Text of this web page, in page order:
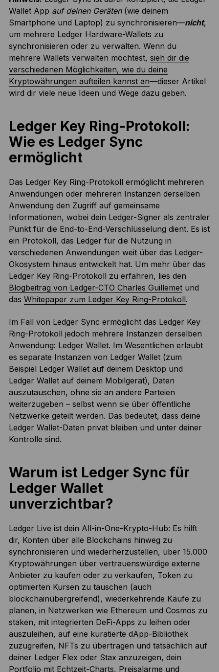
Wallet App auf deinen Geräten(wie deinem
Smartphone und Laptop) zu synchronisieren—nicht,
um mehrere Ledger Hardware-Wallets zu
synchronisieren oder zu verwalten. Wenn du
mehrere Wallets verwalten möchtest, sieh dir die
verschiedenen Möglichkeiten, wie du deine
Kryptowährungen aufteilen kannst an—dieser Artikel
wird dir viele neue Ideen und Wege dazu geben.
Ledger Key Ring-Protokoll:
Wie es Ledger Sync
ermöglicht
Das Ledger Key Ring-Protokoll ermöglicht mehreren
Anwendungen oder mehreren Instanzen derselben
Anwendung den Zugriff auf gemeinsame
Informationen, wobei dein Ledger-Signer als zentraler
Punkt für die End-to-End-Verschlüsselung dient. Es ist
ein Protokoll, das Ledger für die Nutzung in
verschiedenen Anwendungen weit über das Ledger-
Ökosystem hinaus entwickelt hat. Um mehr über das
Ledger Key Ring-Protokoll zu erfahren, lies den
Blogbeitrag von Ledger-CTO Charles Guillemetund
das Whitepaper zum Ledger Key Ring-Protokoll.
Im Fall von Ledger Sync ermöglicht das Ledger Key
Ring-Protokoll jedoch mehrere Instanzen derselben
Anwendung: Ledger Wallet. Im Wesentlichen erlaubt
es separate Instanzen von Ledger Wallet (zum
Beispiel Ledger Wallet auf deinem Desktop und
Ledger Wallet auf deinem Mobilgerät), Daten
auszutauschen, ohne sie an andere Parteien
weiterzugeben – selbst wenn sie über öffentliche
Netzwerke geteilt werden. Das bedeutet, dass deine
Ledger Wallet-Daten privat bleiben und unter deiner
Kontrolle sind.
Warum ist Ledger Sync für
Ledger Wallet
unverzichtbar?
Ledger Live ist dein All-in-One-Krypto-Hub: Es hilft
dir, Konten über alle Blockchains hinweg zu
synchronisieren und wiederherzustellen, über 15.000
Kryptowährungen über vertrauenswürdige externe
Anbieter zu kaufen oder zu verkaufen, Token zu
optimierten Kursen zu tauschen (auch
blockchainübergreifend), wiederkehrende Käufe zu
planen, in Netzwerken wie Ethereum und Cosmos zu
staken, mit integrierten DeFi-Apps zu leihen oder
auszuleihen, auf eine kuratierte dApp-Bibliothek
zuzugreifen, NFTs zu übertragen und tatsächlich auf
deiner Ledger Flex oder Stax anzuzeigen, dein
Portfolio mit Echtzeit-Charts, Preisalarme und